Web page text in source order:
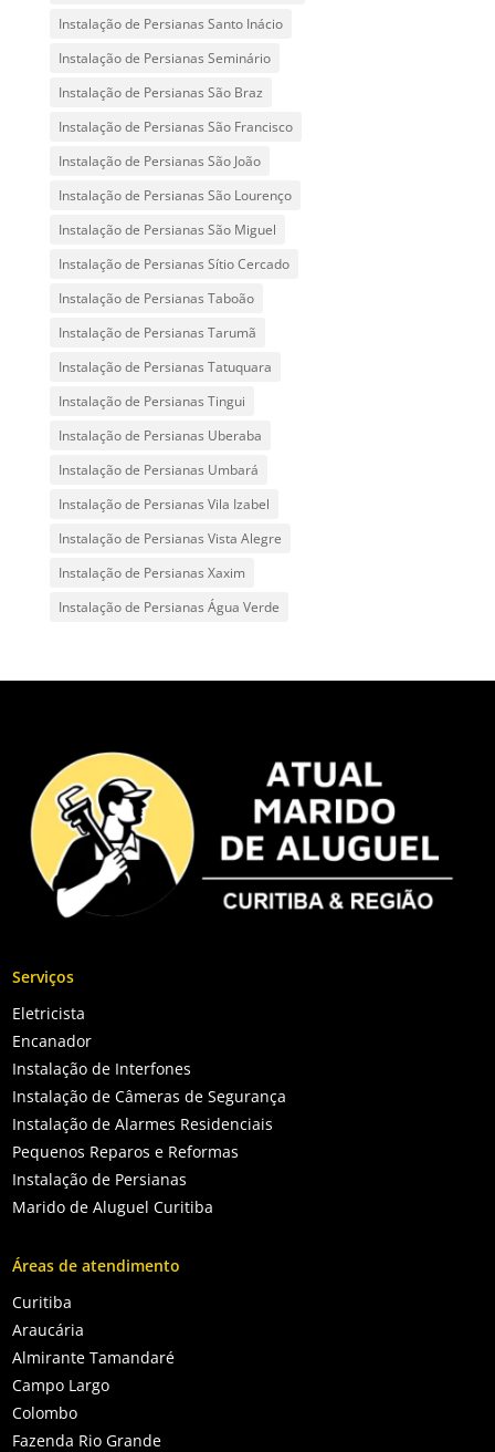
Instalação de Persianas Santo Inácio
Instalação de Persianas Seminário
Instalação de Persianas São Braz
Instalação de Persianas São Francisco
Instalação de Persianas São João
Instalação de Persianas São Lourenço
Instalação de Persianas São Miguel
Instalação de Persianas Sítio Cercado
Instalação de Persianas Taboão
Instalação de Persianas Tarumã
Instalação de Persianas Tatuquara
Instalação de Persianas Tingui
Instalação de Persianas Uberaba
Instalação de Persianas Umbará
Instalação de Persianas Vila Izabel
Instalação de Persianas Vista Alegre
Instalação de Persianas Xaxim
Instalação de Persianas Água Verde
Serviços
Eletricista
Encanador
Instalação de Interfones
Instalação de Câmeras de Segurança
Instalação de Alarmes Residenciais
Pequenos Reparos e Reformas
Instalação de Persianas
Marido de Aluguel Curitiba
Áreas de atendimento
Curitiba
Araucária
Almirante Tamandaré
Campo Largo
Colombo
Fazenda Rio Grande